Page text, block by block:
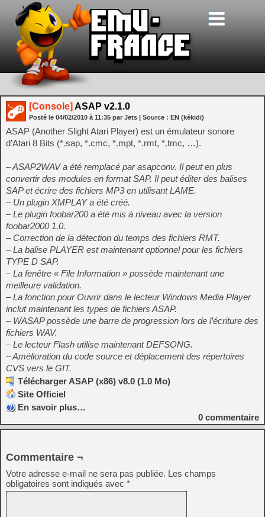
[Console] ASAP v2.1.0
Posté le 04/02/2010 à 11:35 par Jets | Source : EN (kékidi)
ASAP (Another Slight Atari Player) est un émulateur sonore
d’Atari 8 Bits (*.sap, *.cmc, *.mpt, *.rmt, *.tmc, …).
– ASAP2WAV a été remplacé par asapconv. Il peut en plus
convertir des modules en format SAP. Il peut éditer des balises
SAP et écrire des fichiers MP3 en utilisant LAME.
– Un plugin XMPLAY a été créé.
– Le plugin foobar200 a été mis à niveau avec la version
foobar2000 1.0.
– Correction de la détection du temps des fichiers RMT.
– La balise PLAYER est maintenant optionnel pour les fichiers
TYPE D SAP.
– La fenêtre « File Information » possède maintenant une
meilleure validation.
– La fonction pour Ouvrir dans le lecteur Windows Media Player
inclut maintenant les types de fichiers ASAP.
– WASAP possède une barre de progression lors de l’écriture des
fichiers WAV.
– Le lecteur Flash utilise maintenant DEFSONG.
– Amélioration du code source et déplacement des répertoires
CVS vers le GIT.
Télécharger ASAP (x86) v8.0 (1.0 Mo)
Site Officiel
En savoir plus…
0 commentaire
Commentaire ¬
Votre adresse e-mail ne sera pas publiée. Les champs
obligatoires sont indiqués avec *